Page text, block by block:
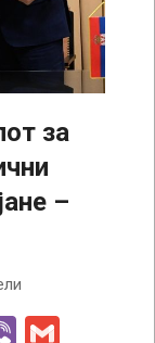
за
–
Viber